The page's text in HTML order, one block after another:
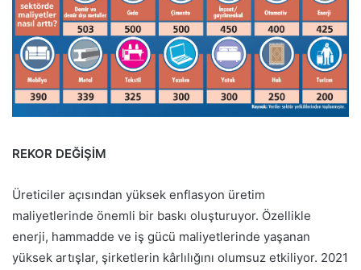
REKOR DEĞİŞİM
Üreticiler açısından yüksek enflasyon üretim
maliyetlerinde önemli bir baskı oluşturuyor. Özellikle
enerji, hammadde ve iş gücü maliyetlerinde yaşanan
yüksek artışlar, şirketlerin kârlılığını olumsuz etkiliyor. 2021